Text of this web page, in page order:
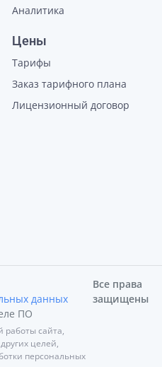
Аналитика
Цены
Тарифы
Заказ тарифного плана
Лицензионный договор
данных
ПО
работы сайта,
целей,
персональных
Все права
защищены